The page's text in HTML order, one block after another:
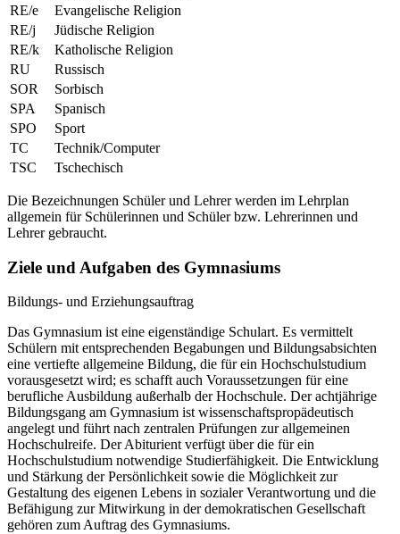
RE/e
Evangelische Religion
RE/j
Jüdische Religion
RE/k
Katholische Religion
RU
Russisch
SOR
Sorbisch
SPA
Spanisch
SPO
Sport
TC
Technik/Computer
TSC
Tschechisch
Die Bezeichnungen Schüler und Lehrer werden im Lehrplan
allgemein für Schülerinnen und Schüler bzw. Lehrerinnen und
Lehrer gebraucht.
Ziele und Aufgaben des Gymnasiums
Bildungs- und Erziehungsauftrag
Das Gymnasium ist eine eigenständige Schulart. Es vermittelt
Schülern mit entsprechenden Begabungen und Bildungsabsichten
eine vertiefte allgemeine Bildung, die für ein Hochschulstudium
vorausgesetzt wird; es schafft auch Voraussetzungen für eine
berufliche Ausbildung außerhalb der Hochschule. Der achtjährige
Bildungsgang am Gymnasium ist wissenschaftspropädeutisch
angelegt und führt nach zentralen Prüfungen zur allgemeinen
Hochschulreife. Der Abiturient verfügt über die für ein
Hochschulstudium notwendige Studierfähigkeit. Die Entwicklung
und Stärkung der Persönlichkeit sowie die Möglichkeit zur
Gestaltung des eigenen Lebens in sozialer Verantwortung und die
Befähigung zur Mitwirkung in der demokratischen Gesellschaft
gehören zum Auftrag des Gymnasiums.